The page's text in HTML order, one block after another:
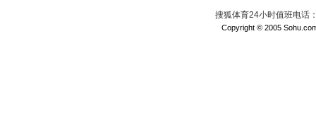
搜狐体育24小时值班电话
Copyright © 2005